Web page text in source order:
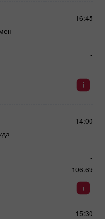
16:45
-
-
-
14:00
-
-
106.69
15:30